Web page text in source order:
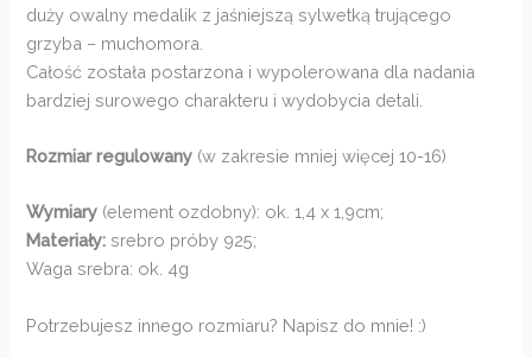
duży owalny medalik z jaśniejszą sylwetką trującego
grzyba – muchomora.
Całość została postarzona i wypolerowana dla nadania
bardziej surowego charakteru i wydobycia detali.
Rozmiar regulowany (w zakresie mniej więcej 10-16)
Wymiary (element ozdobny): ok. 1,4 x 1,9cm;
Materiały: srebro próby 925;
Waga srebra: ok. 4g
Potrzebujesz innego rozmiaru? Napisz do mnie! :)